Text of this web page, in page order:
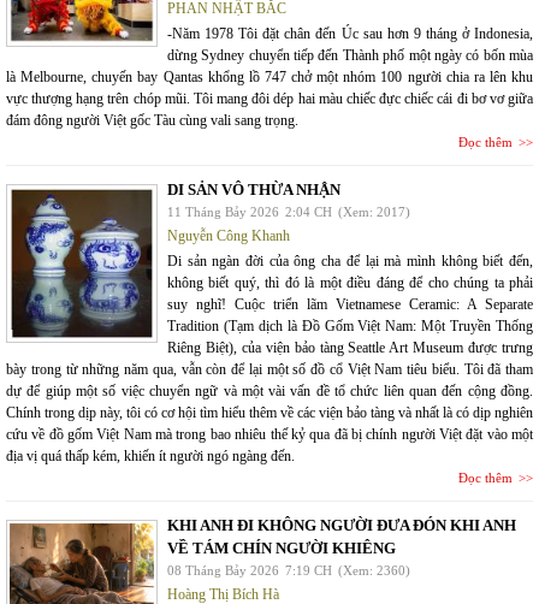
PHAN NHẬT BẮC
-Năm 1978 Tôi đặt chân đến Úc sau hơn 9 tháng ở Indonesia,
dừng Sydney chuyển tiếp đến Thành phố một ngày có bốn mùa
là Melbourne, chuyến bay Qantas khổng lồ 747 chở một nhóm 100 người chia ra lên khu
vực thượng hạng trên chóp mũi. Tôi mang đôi dép hai màu chiếc đực chiếc cái đi bơ vơ giữa
đám đông người Việt gốc Tàu cùng vali sang trọng.
Đọc thêm
DI SẢN VÔ THỪA NHẬN
11 Tháng Bảy 2026 2:04 CH (Xem: 2017)
Nguyễn Công Khanh
Di sản ngàn đời của ông cha để lại mà mình không biết đến,
không biết quý, thì đó là một điều đáng để cho chúng ta phải
suy nghĩ! Cuộc triển lãm Vietnamese Ceramic: A Separate
Tradition (Tạm dịch là Đồ Gốm Việt Nam: Một Truyền Thống
Riêng Biệt), của viện bảo tàng Seattle Art Museum được trưng
bày trong từ những năm qua, vẫn còn để lại một số đồ cổ Việt Nam tiêu biểu. Tôi đã tham
dự để giúp một số việc chuyển ngữ và một vài vấn đề tổ chức liên quan đến cộng đồng.
Chính trong dịp này, tôi có cơ hội tìm hiểu thêm về các viện bảo tàng và nhất là có dịp nghiên
cứu về đồ gốm Việt Nam mà trong bao nhiêu thế kỷ qua đã bị chính người Việt đặt vào một
địa vị quá thấp kém, khiến ít người ngó ngàng đến.
Đọc thêm
KHI ANH ĐI KHÔNG NGƯỜI ĐƯA ĐÓN KHI ANH
VỀ TÁM CHÍN NGƯỜI KHIÊNG
08 Tháng Bảy 2026 7:19 CH (Xem: 2360)
Hoàng Thị Bích Hà